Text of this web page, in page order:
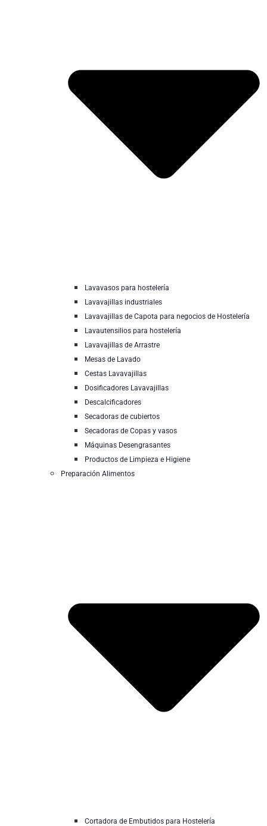
Lavavasos para hostelería
Lavavajillas industriales
Lavavajillas de Capota para negocios de Hostelería
Lavautensilios para hostelería
Lavavajillas de Arrastre
Mesas de Lavado
Cestas Lavavajillas
Dosificadores Lavavajillas
Descalcificadores
Secadoras de cubiertos
Secadoras de Copas y vasos
Máquinas Desengrasantes
Productos de Limpieza e Higiene
Preparación Alimentos
Cortadora de Embutidos para Hostelería